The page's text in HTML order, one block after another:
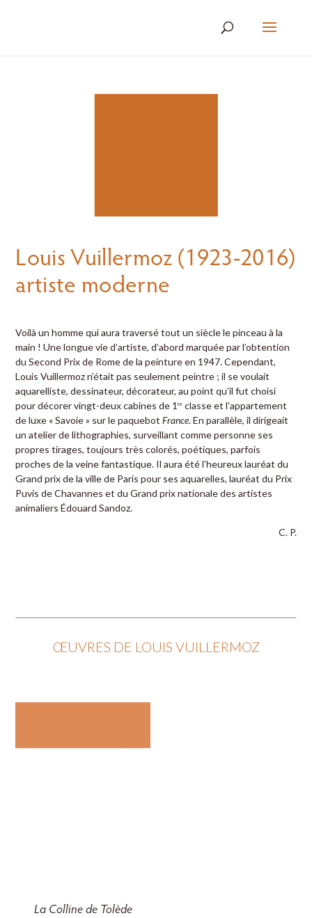
Louis Vuillermoz (1923-2016)
artiste moderne
Voilà un homme qui aura traversé tout un siècle le pinceau à la
main ! Une longue vie d’artiste, d’abord marquée par l’obtention
du Second Prix de Rome de la peinture en 1947. Cependant,
Louis Vuillermoz n’était pas seulement peintre ; il se voulait
aquarelliste, dessinateur, décorateur, au point qu’il fut choisi
pour décorer vingt-deux cabines de 1re classe et l’appartement
de luxe « Savoie » sur le paquebotFrance. En parallèle, il dirigeait
un atelier de lithographies, surveillant comme personne ses
propres tirages, toujours très colorés, poétiques, parfois
proches de la veine fantastique. Il aura été l’heureux lauréat du
Grand prix de la ville de Paris pour ses aquarelles, lauréat du Prix
Puvis de Chavannes et du Grand prix nationale des artistes
animaliers Édouard Sandoz.
C. P.
ŒUVRES DE LOUIS VUILLERMOZ
La Colline de Tolède